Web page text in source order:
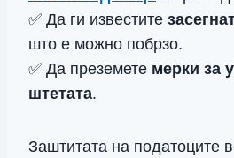
✅ Да ги известите
што е можно побрзо.
✅ Да преземете мерки за
штетата.
Заштитата на податоците